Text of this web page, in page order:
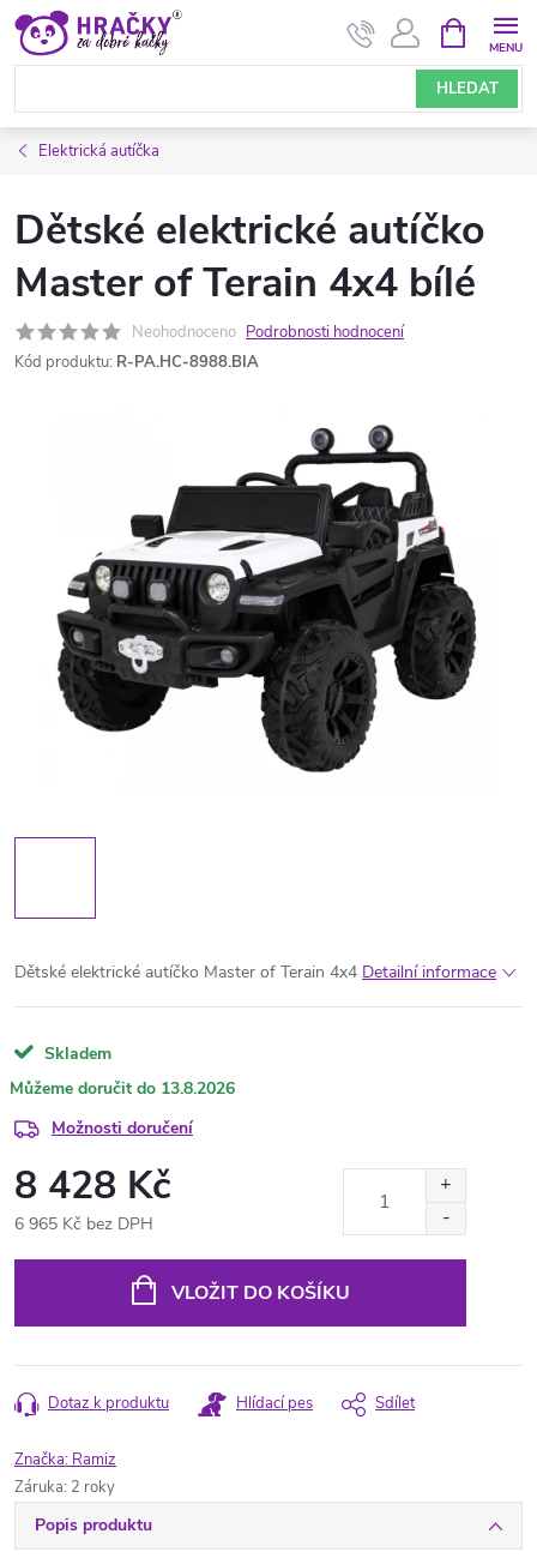
Přejít
obsah
HLEDAT
NÁKUPNÍ
KOŠÍK
Elektrická autíčka
Dětské elektrické autíčko
Master of Terain 4x4 bílé
Neohodnoceno Podrobnosti hodnocení
Kód produktu: R-PA.HC-8988.BIA
Dětské elektrické autíčko Master of Terain 4x4 Detailní informace
Skladem
13.8.2026
Možnosti doručení
8 428 Kč
6 965 Kč bez DPH
VLOŽIT DO KOŠÍKU
Dotaz k produktu Hlídací pes Sdílet
Značka: Ramiz
Záruka: 2 roky
Popis produktu